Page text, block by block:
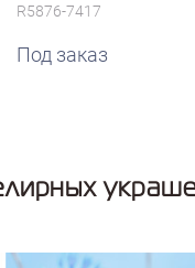
R5876-7417
Под заказ